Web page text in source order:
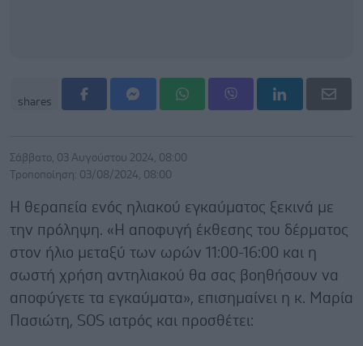
shares
Σάββατο, 03 Αυγούστου 2024, 08:00
Τροποποίηση: 03/08/2024, 08:00
Η θεραπεία ενός ηλιακού εγκαύματος ξεκινά με
την πρόληψη. «Η αποφυγή έκθεσης του δέρματος
στον ήλιο μεταξύ των ωρών 11:00-16:00 και η
σωστή χρήση αντηλιακού θα σας βοηθήσουν να
αποφύγετε τα εγκαύματα», επισημαίνει η κ. Μαρία
Πασιώτη, SOS ιατρός και προσθέτει: